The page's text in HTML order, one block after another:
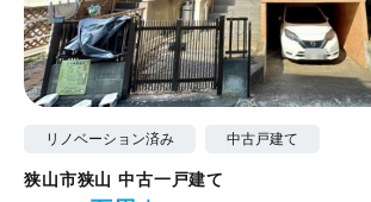
リノベーション済み 中古戸建て
狭山市狭山 中古一戸建て